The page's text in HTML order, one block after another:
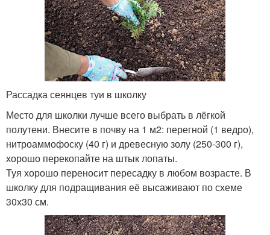
Рассадка сеянцев туи в школку
Место для школки лучше всего выбрать в лёгкой
полутени. Внесите в почву на 1 м2: перегной (1 ведро),
нитроаммофоску (40 г) и древесную золу (250-300 г),
хорошо перекопайте на штык лопаты.
Туя хорошо переносит пересадку в любом возрасте. В
школку для подращивания её высаживают по схеме
30х30 см.